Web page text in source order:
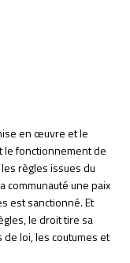
en œuvre et le
fonctionnement de
règles issues du
communauté une paix
est sanctionné. Et
le droit tire sa
loi, les coutumes et